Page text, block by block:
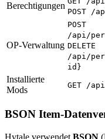
Berechtigungen
POST /
OP-Verwaltung
POST
/api/
DELETE
/api/
id}
Installierte
Mods
GET /
BSON Item-